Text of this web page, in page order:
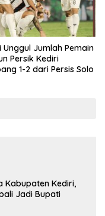
Unggul Jumlah Pemain
Persik Kediri
1-2 dari Persis Solo
Kabupaten Kediri,
Jadi Bupati